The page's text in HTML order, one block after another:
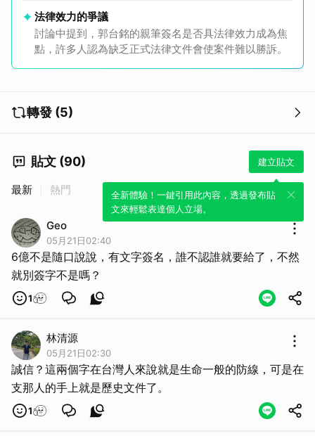
法律效力的爭議
討論中提到，郭台銘的親筆簽名是否具法律效力成為焦
點，許多人認為缺乏正式法律文件會使案件難以勝訴。
轉發 (5)
貼文 (90) 建立貼文
全新體驗！一鍵引用此內容，透過發布貼
文來輕鬆表達個人立場。
最新 熱門
Geo
05月21日02:40
6億不是隨口說說，有文字簽名，誰不認誰就要給了，不然
就別簽字不是嗎？
1
林清源
05月21日02:30
誠信？這兩個字在台灣人來說就是生命一般的防線，可是在
支那人的手上就是歷史文件了。
1